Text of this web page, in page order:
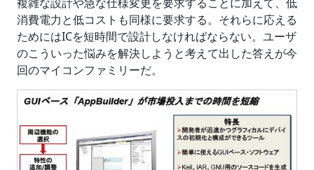
複雑な設計や急な仕様変更を要求することに加えて、低
消費電力と低コストも同様に要求する。それらに応える
ためにはICを短時間で設計しなければならない。ユーザ
のこういった悩みを解決しようと考えて出した答えが今
回のマイコンファミリーだ。